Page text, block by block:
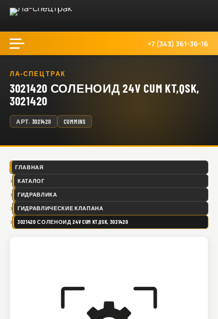
+7 (343) 361-36-16
ЛА-СПЕЦТРАК
3021420 СОЛЕНОИД 24V CUM KT,QSK,
3021420
АРТ. 3021420 CUMMINS
ГЛАВНАЯ
КАТАЛОГ
ГИДРАВЛИКА
ГИДРАВЛИЧЕСКИЕ КЛАПАНА
3021420 СОЛЕНОИД 24V CUM KT,QSK, 3021420